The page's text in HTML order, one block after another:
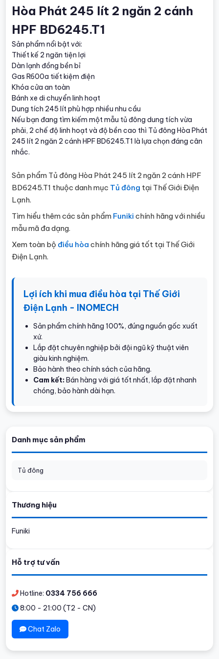
Danh mục sản phẩm
Tủ đông
Thương hiệu
Funiki
Hỗ trợ tư vấn
Hotline: 0334 756 666
8:00 - 21:00 (T2 - CN)
Chat Zalo
Hòa Phát 245 lít 2 ngăn 2 cánh
HPF BD6245.T1
Sản phẩm nổi bật với:
Thiết kế 2 ngăn tiện lợi
Dàn lạnh đồng bền bỉ
Gas R600a tiết kiệm điện
Khóa cửa an toàn
Bánh xe di chuyển linh hoạt
Dung tích 245 lít phù hợp nhiều nhu cầu
Nếu bạn đang tìm kiếm một mẫu tủ đông dung tích vừa
phải, 2 chế độ linh hoạt và độ bền cao thì Tủ đông Hòa Phát
245 lít 2 ngăn 2 cánh HPF BD6245.T1 là lựa chọn đáng cân
nhắc.
Sản phẩm Tủ đông Hòa Phát 245 lít 2 ngăn 2 cánh HPF
BD6245.T1 thuộc danh mục Tủ đông tại Thế Giới Điện
Lạnh.
Tìm hiểu thêm các sản phẩm Funiki chính hãng với nhiều
mẫu mã đa dạng.
Xem toàn bộ điều hòa chính hãng giá tốt tại Thế Giới
Điện Lạnh.
Lợi ích khi mua điều hòa tại Thế Giới
Điện Lạnh - INOMECH
Sản phẩm chính hãng 100%, đúng nguồn gốc xuất
xứ.
Lắp đặt chuyên nghiệp bởi đội ngũ kỹ thuật viên
giàu kinh nghiệm.
Bảo hành theo chính sách của hãng.
Cam kết:Bán hàng với giá tốt nhất, lắp đặt nhanh
chóng, bảo hành dài hạn.